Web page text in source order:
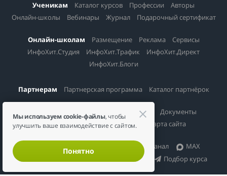
Ученикам Каталог курсов Профессии
Авторы
Онлайн-школы
Вебинары Журнал Подарочный сертификат
Онлайн-школам Размещение Реклама
Сервисы
ИнфоХит.Студия
ИнфоХит.Трафик
ИнфоХит.Директ
ИнфоХит.Блоги
Партнерам Партнерская программа Каталог партнёрок
О проекте Контакты
Документы
Политика конфиденциальности
Карта сайта
Telegram-канал
MAX
Чат специалистов Подбор курса
Мы используем cookie-файлы, чтобы
улучшить ваше взаимодействие с сайтом.
Понятно